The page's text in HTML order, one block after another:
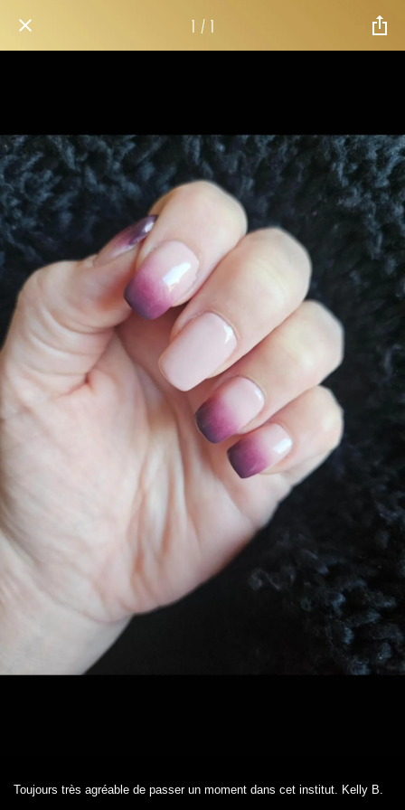
1 / 1
Toujours très agréable de passer un moment dans cet institut. Kelly B.